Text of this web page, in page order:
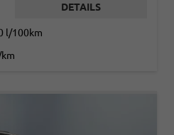
DETAILS
l/100km